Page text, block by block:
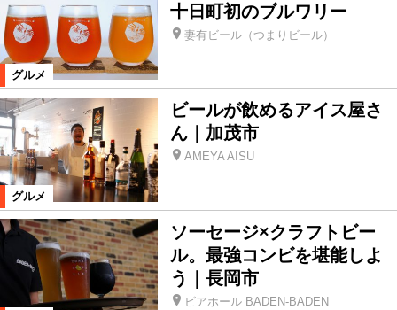
グルメ
十日町初のブルワリー
妻有ビール（つまりビール）
グルメ
ビールが飲めるアイス屋さ
ん｜加茂市
AMEYA AISU
ソーセージ×クラフトビー
ル。最強コンビを堪能しよ
う｜長岡市
ビアホール BADEN-BADEN